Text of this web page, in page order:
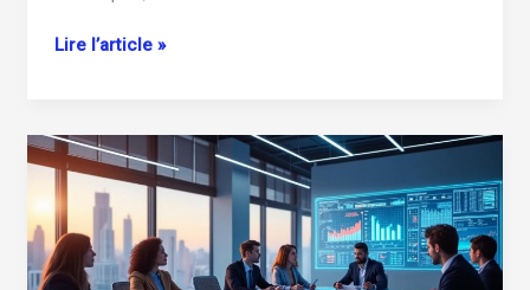
Lekrom
innovation
révolutionne
le
traitement
des
surfaces
Lire l’article »